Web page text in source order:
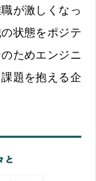
が激しくなっ
状態をポジテ
ためエンジニ
題を抱える企